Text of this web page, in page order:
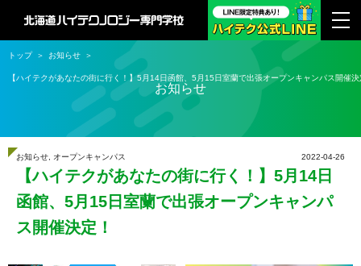
お知らせ
トップ お知らせ
【ハイテクがあなたの街に行く！】5月14日函館、5月15日室蘭で出張オープンキャンパス開催決
2022-04-26
お知らせ オープンキャンパス
【ハイテクがあなたの街に行く！】5月14日
函館、5月15日室蘭で出張オープンキャンパ
ス開催決定！